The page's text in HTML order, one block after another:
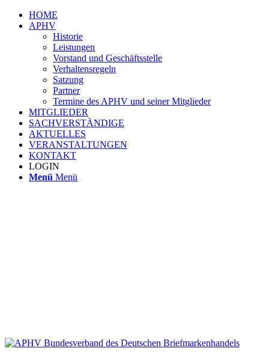
HOME
APHV
Historie
Leistungen
Vorstand und Geschäftsstelle
Verhaltensregeln
Satzung
Partner
Termine des APHV und seiner Mitglieder
MITGLIEDER
SACHVERSTÄNDIGE
AKTUELLES
VERANSTALTUNGEN
KONTAKT
LOGIN
Menü Menü